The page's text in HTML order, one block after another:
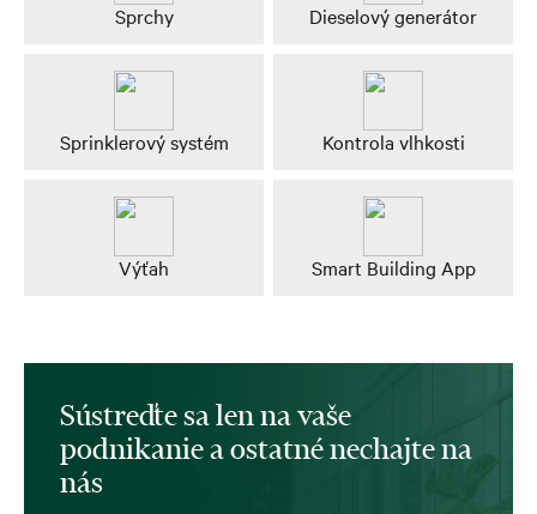
Sprchy Dieselový generátor
Sprinklerový systém Kontrola vlhkosti
Výťah Smart Building App
Sústreďte sa len na vaše
podnikanie a ostatné nechajte na
nás